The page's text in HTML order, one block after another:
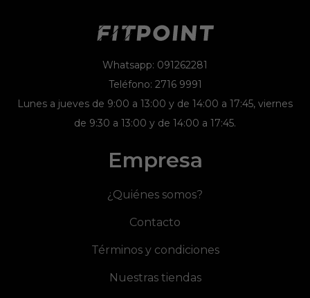
Whatsapp: 091262281
Teléfono: 2716 9991
Lunes a jueves de 9:00 a 13:00 y de 14:00 a 17:45, viernes
de 9:30 a 13:00 y de 14:00 a 17:45.
Empresa
¿Quiénes somos?
Contacto
Términos y condiciones
Nuestras tiendas